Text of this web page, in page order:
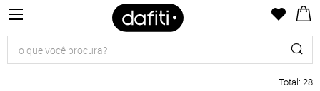
Total: 28